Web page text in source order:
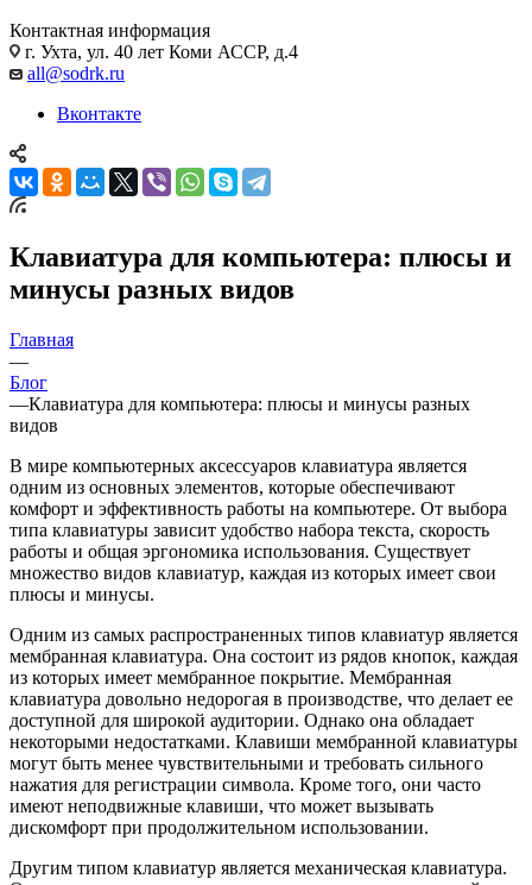
Контактная информация
г. Ухта, ул. 40 лет Коми АССР, д.4
all@sodrk.ru
Вконтакте
Клавиатура для компьютера: плюсы и
минусы разных видов
Главная
—
Блог
—Клавиатура для компьютера: плюсы и минусы разных
видов
В мире компьютерных аксессуаров клавиатура является
одним из основных элементов, которые обеспечивают
комфорт и эффективность работы на компьютере. От выбора
типа клавиатуры зависит удобство набора текста, скорость
работы и общая эргономика использования. Существует
множество видов клавиатур, каждая из которых имеет свои
плюсы и минусы.
Одним из самых распространенных типов клавиатур является
мембранная клавиатура. Она состоит из рядов кнопок, каждая
из которых имеет мембранное покрытие. Мембранная
клавиатура довольно недорогая в производстве, что делает ее
доступной для широкой аудитории. Однако она обладает
некоторыми недостатками. Клавиши мембранной клавиатуры
могут быть менее чувствительными и требовать сильного
нажатия для регистрации символа. Кроме того, они часто
имеют неподвижные клавиши, что может вызывать
дискомфорт при продолжительном использовании.
Другим типом клавиатур является механическая клавиатура.